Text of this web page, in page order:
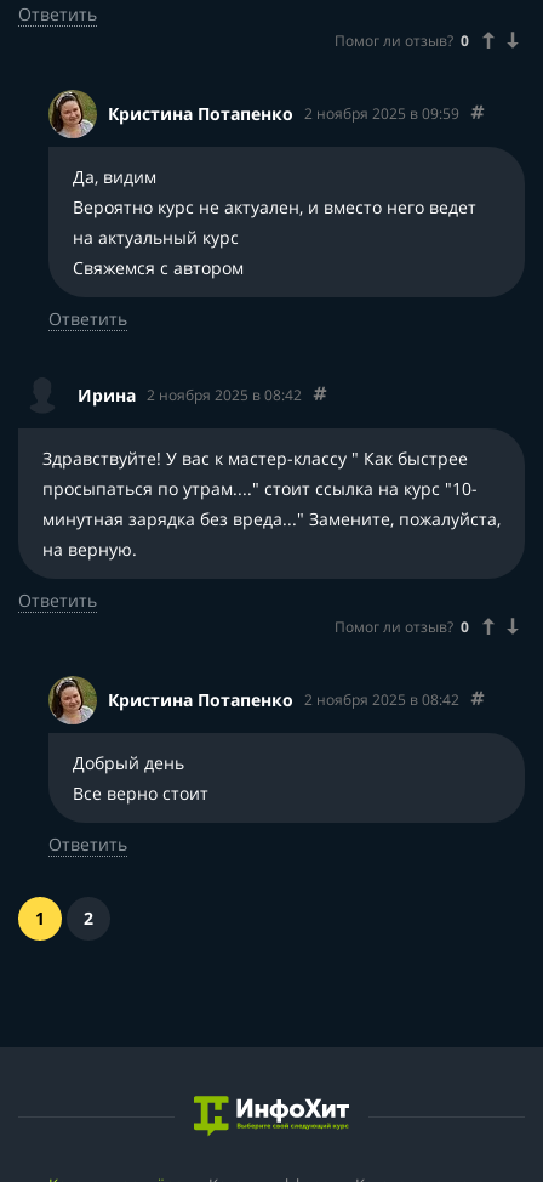
Ответить
Помог ли отзыв? 0
Кристина Потапенко 2 ноября 2025 в 09:59
Да, видим
Вероятно курс не актуален, и вместо него ведет
на актуальный курс
Свяжемся с автором
Ответить
Ирина 2 ноября 2025 в 08:42
Здравствуйте! У вас к мастер-классу " Как быстрее
просыпаться по утрам...." стоит ссылка на курс "10-
минутная зарядка без вреда..." Замените, пожалуйста,
на верную.
Ответить
Помог ли отзыв? 0
Кристина Потапенко 2 ноября 2025 в 08:42
Добрый день
Все верно стоит
Ответить
1 2